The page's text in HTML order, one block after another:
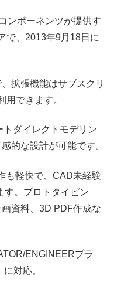
ンポーネンツが提供す
で、2013年9月18日に
拡張機能はサブスクリ
用できます。
ダイレクトモデリン
的な設計が可能です。
も軽快で、CAD未経験
す。プロトタイピン
資料、3D PDF作成な
ENGINEERプラ
対応。